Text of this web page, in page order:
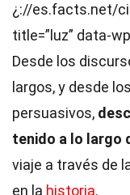
¿://es.facts.net/
title=”luz” data-
Desde los
largos, y desde
persuasivos,
tenido a lo largo
viaje a través de
en la historia.